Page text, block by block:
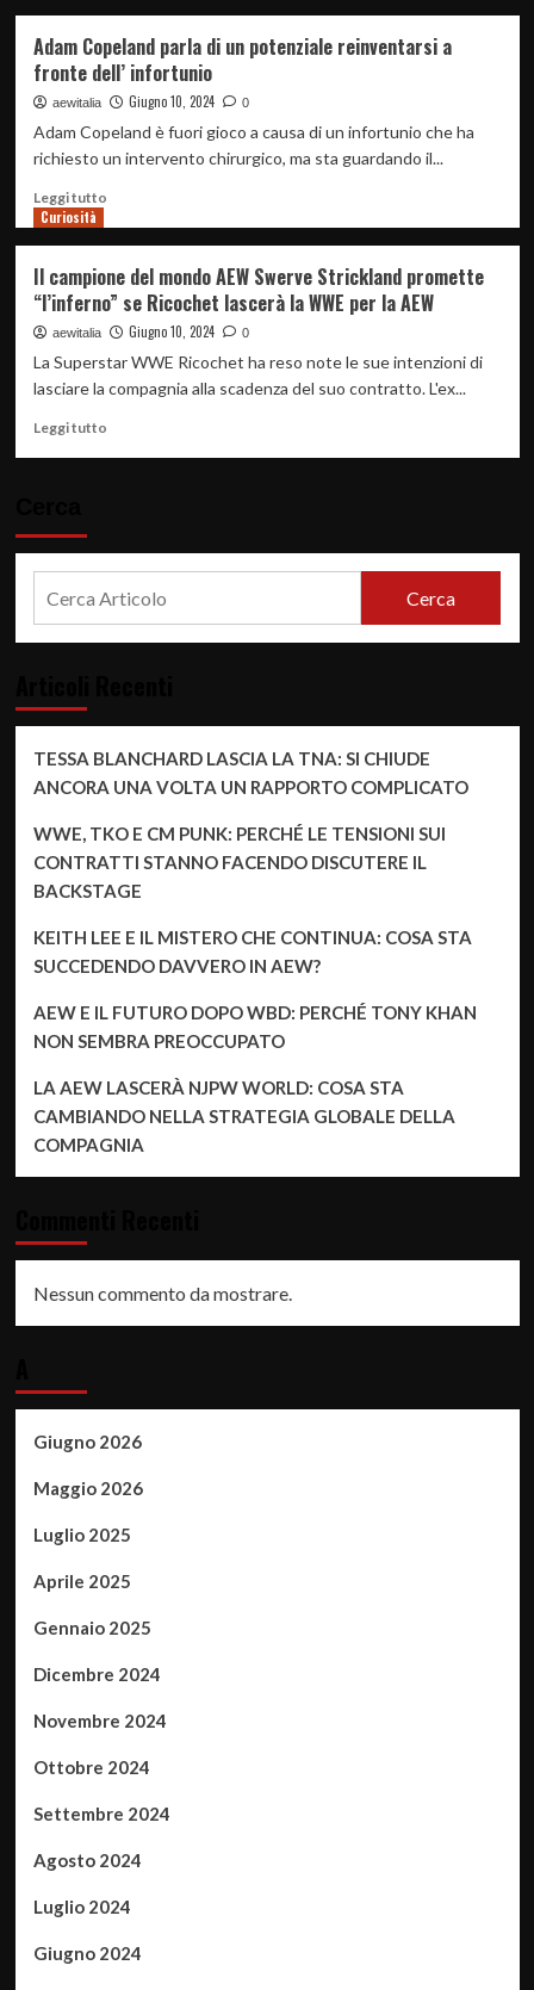
alla
AEW
Jim
Ross
dice
sul
in
AEW
e
rapporto
con
Adam Copeland parla di un potenziale reinventarsi a
fronte dell’ infortunio
aewitalia Giugno 10, 2024 0
Adam Copeland è fuori gioco a causa di un infortunio che ha
richiesto un intervento chirurgico, ma sta guardando il...
Leggi tuttoLeggi
Adam
Copeland
parla
potenziale
Curiosità
Il campione del mondo AEW Swerve Strickland promette
“l’inferno” se Ricochet lascerà la WWE per la AEW
aewitalia Giugno 10, 2024 0
La Superstar WWE Ricochet ha reso note le sue intenzioni di
lasciare la compagnia alla scadenza del suo contratto. L'ex...
Leggi tuttoLeggi
AEW
Swerve
lascerà
la
per
la
Cerca
TESSA BLANCHARD LASCIA LA TNA: SI CHIUDE
ANCORA UNA VOLTA UN RAPPORTO COMPLICATO
WWE, TKO E CM PUNK: PERCHÉ LE TENSIONI SUI
CONTRATTI STANNO FACENDO DISCUTERE IL
BACKSTAGE
KEITH LEE E IL MISTERO CHE CONTINUA: COSA STA
SUCCEDENDO DAVVERO IN AEW?
AEW E IL FUTURO DOPO WBD: PERCHÉ TONY KHAN
NON SEMBRA PREOCCUPATO
LA AEW LASCERÀ NJPW WORLD: COSA STA
CAMBIANDO NELLA STRATEGIA GLOBALE DELLA
COMPAGNIA
Nessun commento da mostrare.
Giugno 2026
Maggio 2026
Luglio 2025
Aprile 2025
Gennaio 2025
Dicembre 2024
Novembre 2024
Ottobre 2024
Settembre 2024
Agosto 2024
Luglio 2024
Giugno 2024